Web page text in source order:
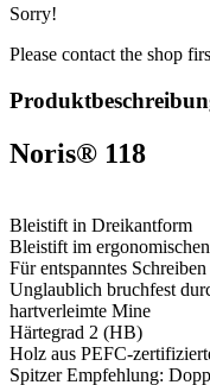
Sorry!
Please contact the shop
Noris® 118
Bleistift in Dreikantform
Bleistift im
Für entspanntes
Unglaublich bruchfest
hartverleimte Mine
Härtegrad 2 (HB)
Holz aus PEFC-
Spitzer Empfehlung: